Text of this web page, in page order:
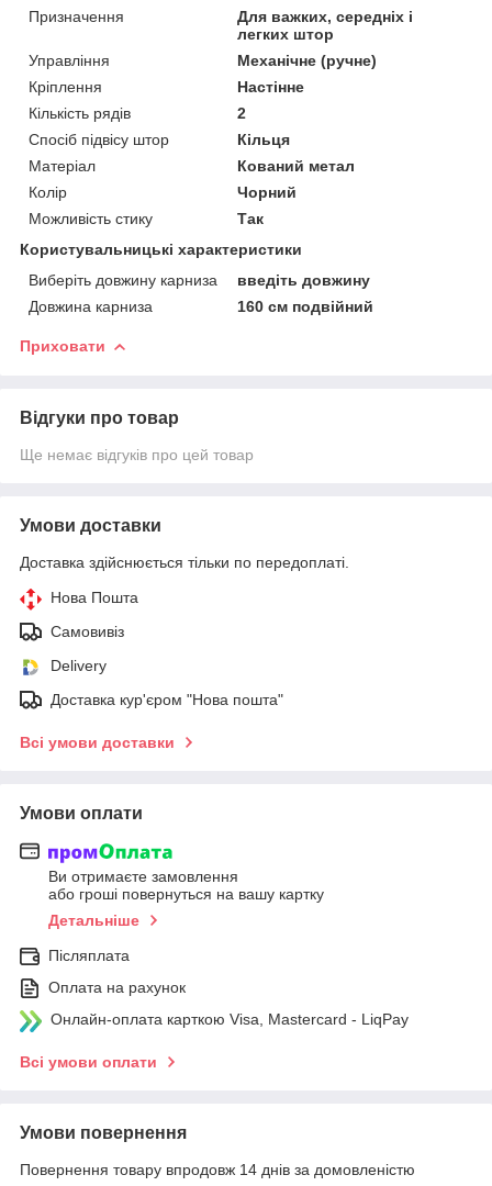
Призначення
Для важких, середніх і
легких штор
Управління
Механічне (ручне)
Кріплення
Настінне
Кількість рядів
2
Спосіб підвісу штор
Кільця
Матеріал
Кований метал
Колір
Чорний
Можливість стику
Так
Користувальницькі характеристики
Виберіть довжину карниза
введіть довжину
Довжина карниза
160 см подвійний
Приховати
Відгуки про товар
Ще немає відгуків про цей товар
Умови доставки
Доставка здійснюється тільки по передоплаті.
Нова Пошта
Самовивіз
Delivery
Доставка кур'єром "Нова пошта"
Всі умови доставки
Умови оплати
Ви отримаєте замовлення
або гроші повернуться на вашу картку
Детальніше
Післяплата
Оплата на рахунок
Онлайн-оплата карткою Visa, Mastercard - LiqPay
Всі умови оплати
Умови повернення
Повернення товару впродовж 14 днів за домовленістю